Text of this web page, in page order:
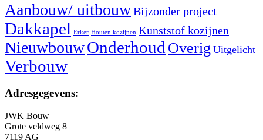
Aanbouw/ uitbouwBijzonder project
Dakkapel Erker Houten kozijnen Kunststof kozijnen
NieuwbouwOnderhoud Overig Uitgelicht
Verbouw
Adresgegevens:
JWK Bouw
Grote veldweg 8
7119 AG